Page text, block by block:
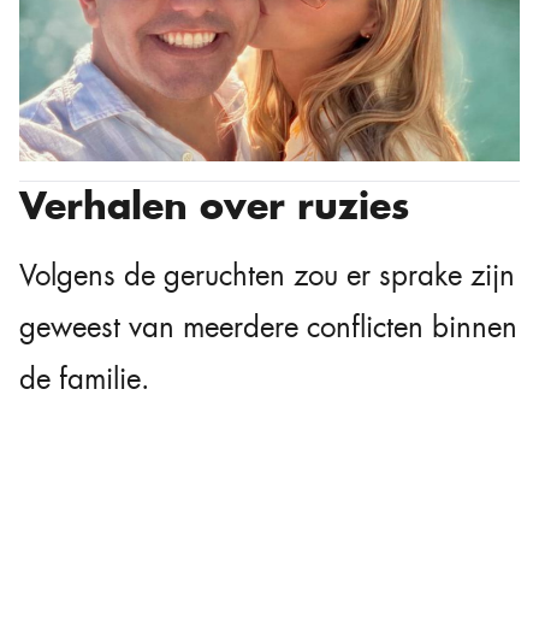
Verhalen over ruzies
Volgens de geruchten zou er sprake zijn
geweest van meerdere conflicten binnen
de familie.